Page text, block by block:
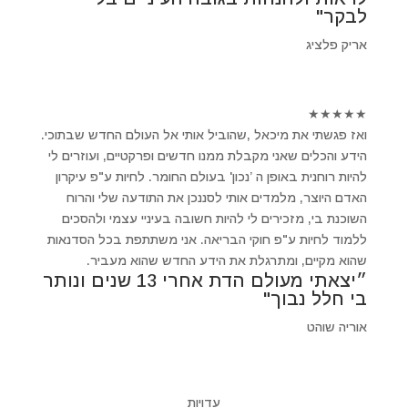
לבקר"
אריק פלציג
★
★
★
★
★
ואז פגשתי את מיכאל ,שהוביל אותי אל העולם החדש שבתוכי.
הידע והכלים שאני מקבלת ממנו חדשים ופרקטיים, ועוזרים לי
להיות רוחנית באופן ה ’נכון' בעולם החומר. לחיות ע"פ עיקרון
האדם היוצר, מלמדים אותי לסננכן את התודעה שלי והרוח
השוכנת בי, מזכירים לי להיות חשובה בעיניי עצמי ולהסכים
ללמוד לחיות ע"פ חוקי הבריאה. אני משתתפת בכל הסדנאות
שהוא מקיים, ומתרגלת את הידע החדש שהוא מעביר.
״יצאתי מעולם הדת אחרי 13 שנים ונותר
בי חלל נבוך"
אוריה שוהט
עדויות